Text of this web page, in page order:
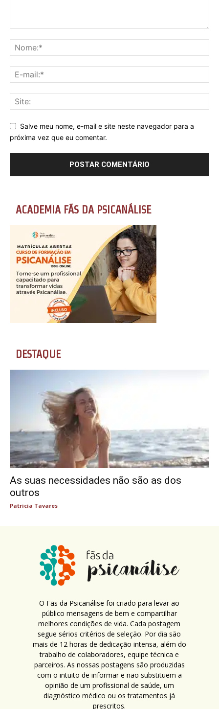
Salve meu nome, e-mail e site neste navegador para a
próxima vez que eu comentar.
ACADEMIA FÃS DA PSICANÁLISE
DESTAQUE
As suas necessidades não são as dos
outros
Patricia Tavares
O Fãs da Psicanálise foi criado para levar ao
público mensagens de bem e compartilhar
melhores condições de vida. Cada postagem
segue sérios critérios de seleção. Por dia são
mais de 12 horas de dedicação intensa, além do
trabalho de colaboradores, equipe técnica e
parceiros. As nossas postagens são produzidas
com o intuito de informar e não substituem a
opinião de um profissional de saúde, um
diagnóstico médico ou os tratamentos já
prescritos.